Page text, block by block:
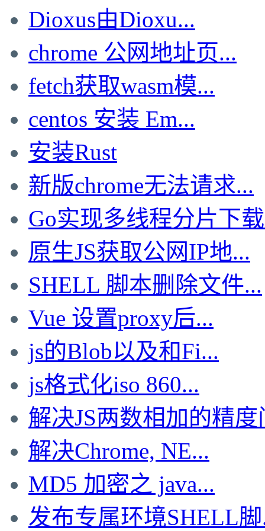
Dioxus由Dioxu...
chrome 公网地址页...
fetch获取wasm模...
centos 安装 Em...
安装Rust
新版chrome无法请求...
Go实现多线程分片下
原生JS获取公网IP地...
SHELL 脚本删除文件...
Vue 设置proxy后...
js的Blob以及和Fi...
js格式化iso 860...
解决JS两数相加的精度
解决Chrome, NE...
MD5 加密之 java...
发布专属环境SHELL